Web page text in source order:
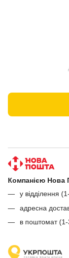
Компанією Нова
у відділення
адресна
в поштомат (1-